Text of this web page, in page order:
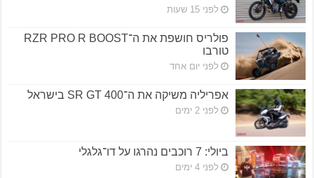
לפני 15 שעות
פולריס חושפת את ה־RZR PRO R BOOST
טורבו
לפני יום אחד
אפריליה משיקה את ה־SR GT 400 בישראל
לפני 2 ימים
ביולי: 7 רוכבים נהרגו על דו־גלגלי
לפני 4 ימים